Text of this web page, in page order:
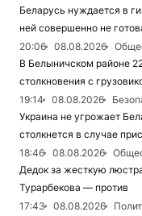
Беларусь нуждается в
ней совершенно не
20:06
08.08.2026
В Белыничском районе
столкновения с
19:14
08.08.2026
Украина не угрожает
столкнется в случае
18:46
08.08.2026
Дедок за жесткую
Турарбекова — против
17:43
08.08.2026